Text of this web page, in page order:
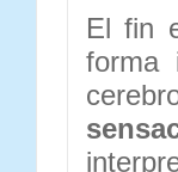
El fin
forma